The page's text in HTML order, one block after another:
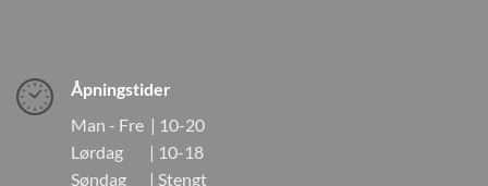
Åpningstider
Man - Fre | 10-20
Lørdag | 10-18
Søndag | Stengt